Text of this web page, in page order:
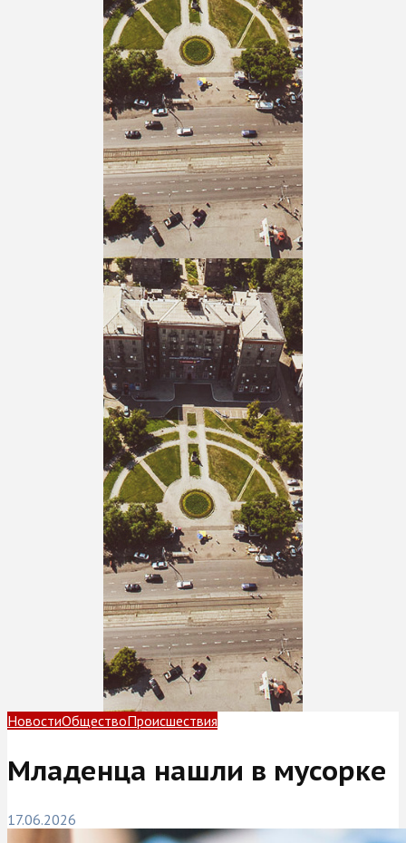
НовостиОбществоПроисшествия
Младенца нашли в мусорке
17.06.2026